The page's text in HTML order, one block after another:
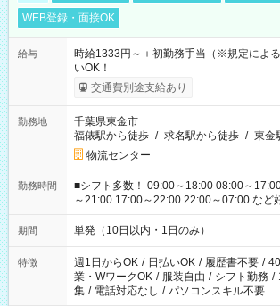
WEB登録・面接OK
給与
時給1333円～＋初勤務手当（※規定によ
いOK！
交通費別途支給あり
勤務地
千葉県東金市
福俵駅から徒歩 / 求名駅から徒歩 / 東金
物流センター
勤務時間
■シフト多数！ 09:00～18:00 08:00～17:00 13:00～22:00 12:00
～21:00 17:00～22:00 22:00～07:00 など好きな時間を選べま
す！
期間 単発（10日以内・1日のみ）
特徴 週1日からOK / 日払いOK / 履歴書不要 /
業・WワークOK / 服装自由 / シフト勤務 /
集 / 電話対応なし / パソコンスキル不要